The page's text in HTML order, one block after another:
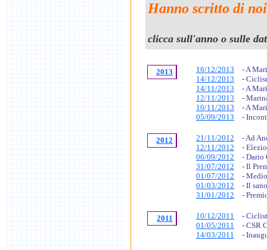
Hanno scritto di
clicca sull'anno o sulle
16/12/2013
14/12/2013
14/11/2013
12/11/2013
10/11/2013
05/09/2013
- A
-
- A
-
- A
-
2013
21/11/2012
12/11/2012
06/09/2012
31/07/2012
01/07/2012
01/03/2012
31/01/2012
- Ad
-
- Dario
- Il
-
- Il
-
2012
10/12/2011
01/05/2011
14/03/2011
-
- CSR
-
2011